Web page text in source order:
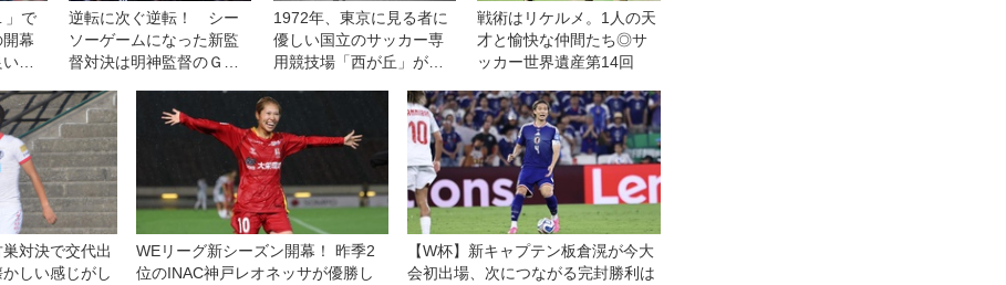
」で
幕
も
逆転に次ぐ逆転！ シー
ソーゲームになった新監
督対決は明神監督のＧ大
率いる浦和は一人少ない
中、意欲を示すも一歩及
ばず◎J１開幕戦
1972年、東京に見る者に
優しい国立のサッカー専
用競技場「西が丘」が誕
戦術はリケルメ。1人の天
才と愉快な仲間たち◎サ
ッカー世界遺産第14回
巣対決で交代出
しい感じがし
WEリーグ新シーズン開幕！ 昨季2
位のINAC神戸レオネッサが優勝し
【W杯】新キャプテン板倉滉が今大
会初出場、次につながる完封勝利は